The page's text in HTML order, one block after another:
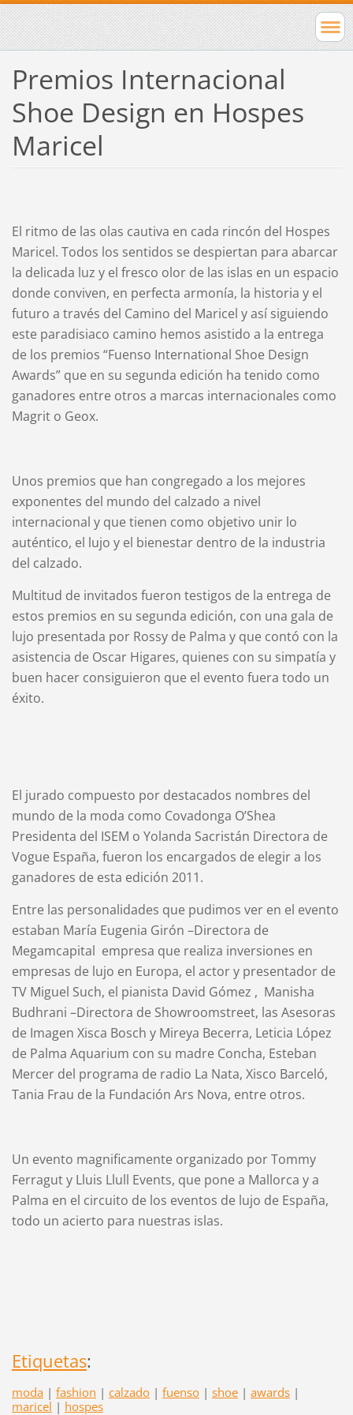
Premios Internacional
Shoe Design en Hospes
Maricel
El ritmo de las olas cautiva en cada rincón del Hospes
Maricel. Todos los sentidos se despiertan para abarcar
la delicada luz y el fresco olor de las islas en un espacio
donde conviven, en perfecta armonía, la historia y el
futuro a través del Camino del Maricel y así siguiendo
este paradisiaco camino hemos asistido a la entrega
de los premios “Fuenso International Shoe Design
Awards” que en su segunda edición ha tenido como
ganadores entre otros a marcas internacionales como
Magrit o Geox.
Unos premios que han congregado a los mejores
exponentes del mundo del calzado a nivel
internacional y que tienen como objetivo unir lo
auténtico, el lujo y el bienestar dentro de la industria
del calzado.
Multitud de invitados fueron testigos de la entrega de
estos premios en su segunda edición, con una gala de
lujo presentada por Rossy de Palma y que contó con la
asistencia de Oscar Higares, quienes con su simpatía y
buen hacer consiguieron que el evento fuera todo un
éxito.
El jurado compuesto por destacados nombres del
mundo de la moda como Covadonga O’Shea
Presidenta del ISEM o Yolanda Sacristán Directora de
Vogue España, fueron los encargados de elegir a los
ganadores de esta edición 2011.
Entre las personalidades que pudimos ver en el evento
estaban María Eugenia Girón –Directora de
Megamcapital empresa que realiza inversiones en
empresas de lujo en Europa, el actor y presentador de
TV Miguel Such, el pianista David Gómez , Manisha
Budhrani –Directora de Showroomstreet, las Asesoras
de Imagen Xisca Bosch y Mireya Becerra, Leticia López
de Palma Aquarium con su madre Concha, Esteban
Mercer del programa de radio La Nata, Xisco Barceló,
Tania Frau de la Fundación Ars Nova, entre otros.
Un evento magnificamente organizado por Tommy
Ferragut y Lluis Llull Events, que pone a Mallorca y a
Palma en el circuito de los eventos de lujo de España,
todo un acierto para nuestras islas.
Etiquetas:
moda | fashion | calzado | fuenso | shoe | awards |
maricel | hospes